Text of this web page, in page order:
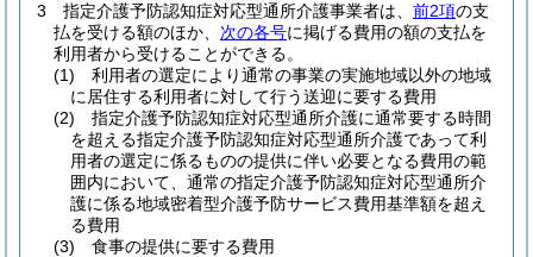
3
指定介護予防認知症対応型通所介護事業者は、 前2項の支
払を受ける額のほか、 次の各号に掲げる費用の額の支払を
利用者から受けることができる。
(1)
利用者の選定により通常の事業の実施地域以外の地域
に居住する利用者に対して行う送迎に要する費用
(2)
指定介護予防認知症対応型通所介護に通常要する時間
を超える指定介護予防認知症対応型通所介護であって利
用者の選定に係るものの提供に伴い必要となる費用の範
囲内において、通常の指定介護予防認知症対応型通所介
護に係る地域密着型介護予防サービス費用基準額を超え
る費用
(3)
食事の提供に要する費用